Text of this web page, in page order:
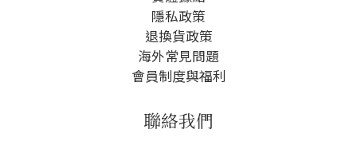
隱私政策
退換貨政策
海外常見問題
會員制度與福利
聯絡我們